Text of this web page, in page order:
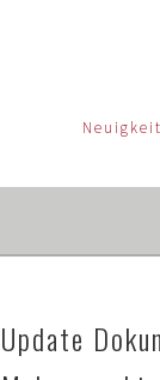
Update